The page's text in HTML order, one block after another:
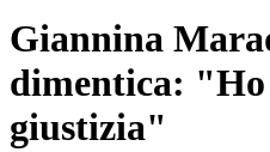
Giannina
dimentica: "Ho
giustizia"